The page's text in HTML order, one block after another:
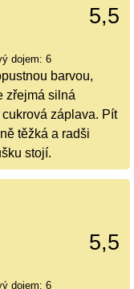
5,5
dojem: 6
barvou,
zřejmá silná
záplava. Pít
těžká a radši
stojí.
5,5
dojem: 6